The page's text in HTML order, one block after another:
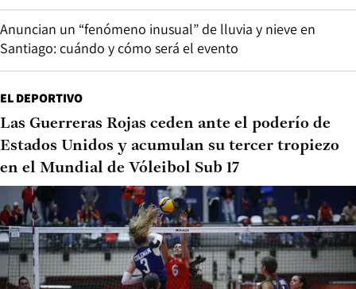
Anuncian un “fenómeno inusual” de lluvia y nieve en
Santiago: cuándo y cómo será el evento
EL DEPORTIVO
Las Guerreras Rojas ceden ante el poderío de
Estados Unidos y acumulan su tercer tropiezo
en el Mundial de Vóleibol Sub 17